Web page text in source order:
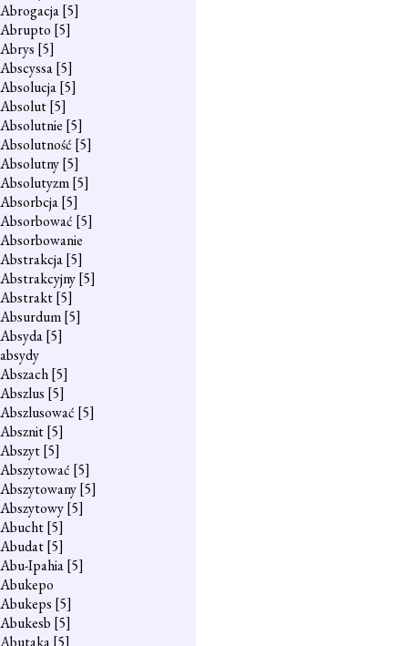
Abrogacja[5]
Abrupto [5]
Abrys [5]
Abscyssa[5]
Absolucja[5]
Absolut[5]
Absolutnie [5]
Absolutność [5]
Absolutny[5]
Absolutyzm[5]
Absorbcja[5]
Absorbować [5]
Absorbowanie
Abstrakcja[5]
Abstrakcyjny[5]
Abstrakt[5]
Absurdum[5]
Absyda[5]
absydy
Abszach[5]
Abszlus [5]
Abszlusować [5]
Absznit[5]
Abszyt[5]
Abszytować [5]
Abszytowany[5]
Abszytowy[5]
Abucht[5]
Abudat[5]
Abu-Ipahia[5]
Abukepo
Abukeps [5]
Abukesb [5]
Abutaka[5]